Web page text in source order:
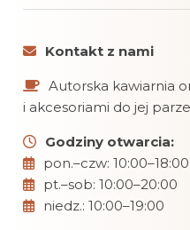
Kontakt z nami
Autorska kawiarnia
i akcesoriami do jej
Godziny otwarcia:
pon.–czw: 10:00–18:00
pt.–sob: 10:00–20:00
niedz.: 10:00–19:00